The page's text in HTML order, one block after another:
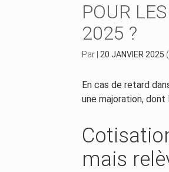
POUR
2025 ?
Par |20 JANVIER 2025
En cas de retard
une majoration,
mais